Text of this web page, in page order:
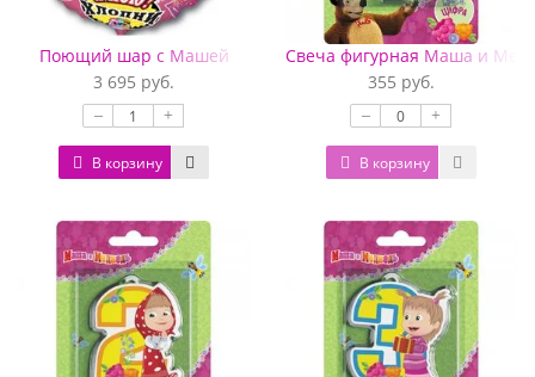
Поющий шар с Машей
3 695 руб.
– +
В корзину
Свеча фигурная Маша и
355 руб.
– +
В корзину